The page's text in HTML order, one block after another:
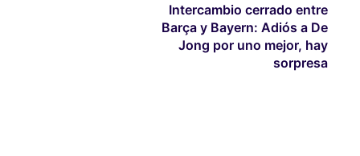
Intercambio cerrado entre
Barça y Bayern: Adiós a De
Jong por uno mejor, hay
sorpresa